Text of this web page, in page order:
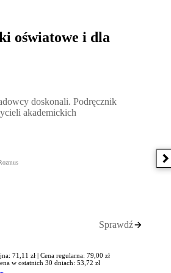
oświatowe i dla
doskonali. Podręcznik nauczycieli
doskonali. Podręcznik
akademickich
Sprawdź
71,11 zł | Cena regularna: 79,00 zł
w ostatnich 30 dniach: 53,72 zł